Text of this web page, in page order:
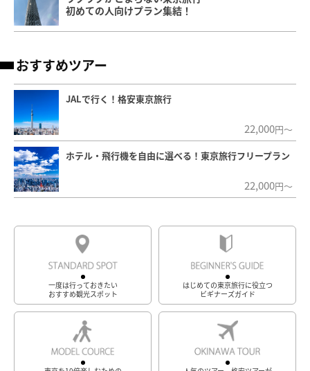
初めての人向けプラン集結！
おすすめツアー
JALで行く！格安東京旅行
22,000円～
ホテル・飛行機を自由に選べる！東京旅行フリープラン
22,000円～
一度は行っておきたい
おすすめ観光スポット
はじめての東京旅行に役立つ
ビギナーズガイド